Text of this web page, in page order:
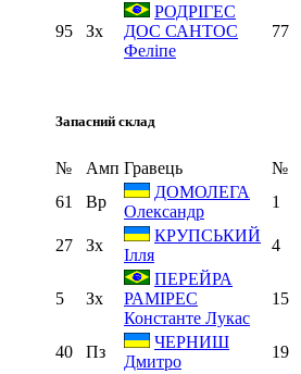
95 Зх
РОДРІГЕС
ДОС САНТОС
Феліпе
77
Запасний склад
№ Амп Гравець №
61
Вр
ДОМОЛЕГА
Олександр
1
27
Зх
КРУПСЬКИЙ
Ілля
4
5 Зх
ПЕРЕЙРА
РАМІРЕС
Константе Лукас
15
40
Пз
ЧЕРНИШ
Дмитро
19